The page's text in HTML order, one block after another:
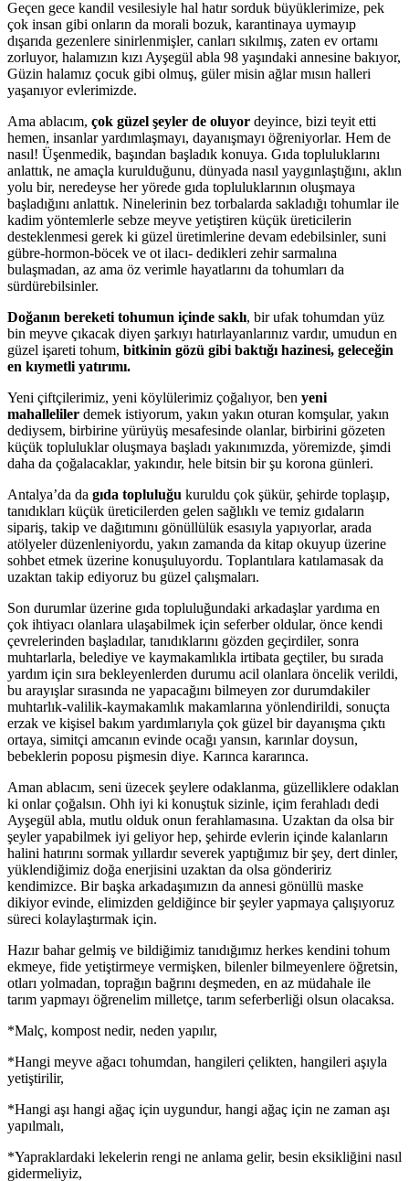
Geçen gece kandil vesilesiyle hal hatır sorduk büyüklerimize, pek
çok insan gibi onların da morali bozuk, karantinaya uymayıp
dışarıda gezenlere sinirlenmişler, canları sıkılmış, zaten ev ortamı
zorluyor, halamızın kızı Ayşegül abla 98 yaşındaki annesine bakıyor,
Güzin halamız çocuk gibi olmuş, güler misin ağlar mısın halleri
yaşanıyor evlerimizde.
Ama ablacım, çok güzel şeyler de oluyor deyince, bizi teyit etti
hemen, insanlar yardımlaşmayı, dayanışmayı öğreniyorlar. Hem de
nasıl! Üşenmedik, başından başladık konuya. Gıda topluluklarını
anlattık, ne amaçla kurulduğunu, dünyada nasıl yaygınlaştığını, aklın
yolu bir, neredeyse her yörede gıda topluluklarının oluşmaya
başladığını anlattık. Ninelerinin bez torbalarda sakladığı tohumlar ile
kadim yöntemlerle sebze meyve yetiştiren küçük üreticilerin
desteklenmesi gerek ki güzel üretimlerine devam edebilsinler, suni
gübre-hormon-böcek ve ot ilacı- dedikleri zehir sarmalına
bulaşmadan, az ama öz verimle hayatlarını da tohumları da
sürdürebilsinler.
Doğanın bereketi tohumun içinde saklı, bir ufak tohumdan yüz
bin meyve çıkacak diyen şarkıyı hatırlayanlarınız vardır, umudun en
güzel işareti tohum, bitkinin gözü gibi baktığı hazinesi, geleceğin
en kıymetli yatırımı.
Yeni çiftçilerimiz, yeni köylülerimiz çoğalıyor, ben yeni
mahalleliler demek istiyorum, yakın yakın oturan komşular, yakın
dediysem, birbirine yürüyüş mesafesinde olanlar, birbirini gözeten
küçük topluluklar oluşmaya başladı yakınımızda, yöremizde, şimdi
daha da çoğalacaklar, yakındır, hele bitsin bir şu korona günleri.
Antalya’da da gıda topluluğu kuruldu çok şükür, şehirde toplaşıp,
tanıdıkları küçük üreticilerden gelen sağlıklı ve temiz gıdaların
sipariş, takip ve dağıtımını gönüllülük esasıyla yapıyorlar, arada
atölyeler düzenleniyordu, yakın zamanda da kitap okuyup üzerine
sohbet etmek üzerine konuşuluyordu. Toplantılara katılamasak da
uzaktan takip ediyoruz bu güzel çalışmaları.
Son durumlar üzerine gıda topluluğundaki arkadaşlar yardıma en
çok ihtiyacı olanlara ulaşabilmek için seferber oldular, önce kendi
çevrelerinden başladılar, tanıdıklarını gözden geçirdiler, sonra
muhtarlarla, belediye ve kaymakamlıkla irtibata geçtiler, bu sırada
yardım için sıra bekleyenlerden durumu acil olanlara öncelik verildi,
bu arayışlar sırasında ne yapacağını bilmeyen zor durumdakiler
muhtarlık-valilik-kaymakamlık makamlarına yönlendirildi, sonuçta
erzak ve kişisel bakım yardımlarıyla çok güzel bir dayanışma çıktı
ortaya, simitçi amcanın evinde ocağı yansın, karınlar doysun,
bebeklerin poposu pişmesin diye. Karınca kararınca.
Aman ablacım, seni üzecek şeylere odaklanma, güzelliklere odaklan
ki onlar çoğalsın. Ohh iyi ki konuştuk sizinle, içim ferahladı dedi
Ayşegül abla, mutlu olduk onun ferahlamasına. Uzaktan da olsa bir
şeyler yapabilmek iyi geliyor hep, şehirde evlerin içinde kalanların
halini hatırını sormak yıllardır severek yaptığımız bir şey, dert dinler,
yüklendiğimiz doğa enerjisini uzaktan da olsa göndeririz
kendimizce. Bir başka arkadaşımızın da annesi gönüllü maske
dikiyor evinde, elimizden geldiğince bir şeyler yapmaya çalışıyoruz
süreci kolaylaştırmak için.
Hazır bahar gelmiş ve bildiğimiz tanıdığımız herkes kendini tohum
ekmeye, fide yetiştirmeye vermişken, bilenler bilmeyenlere öğretsin,
otları yolmadan, toprağın bağrını deşmeden, en az müdahale ile
tarım yapmayı öğrenelim milletçe, tarım seferberliği olsun olacaksa.
*Malç, kompost nedir, neden yapılır,
*Hangi meyve ağacı tohumdan, hangileri çelikten, hangileri aşıyla
yetiştirilir,
*Hangi aşı hangi ağaç için uygundur, hangi ağaç için ne zaman aşı
yapılmalı,
*Yapraklardaki lekelerin rengi ne anlama gelir, besin eksikliğini nasıl
gidermeliyiz,